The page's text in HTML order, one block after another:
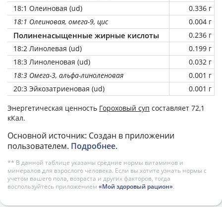
18:1 Олеиновая (ud)
0.336 г
18:1 Олеиновая, омега-9, цис
0.004 г
Полиненасыщенные жирные кислоты
0.236 г
18:2 Линолевая (ud)
0.199 г
18:3 Линоленовая (ud)
0.032 г
18:3 Омега-3, альфа-линоленовая
0.001 г
20:3 Эйкозатриеновая (ud)
0.001 г
Энергетическая ценность Гороховый суп составляет 72,1
кКал.
Основной источник: Создан в приложении
пользователем. Подробнее.
** В данной таблице указаны средние нормы витаминов и
минералов для взрослого человека. Если вы хотите узнать нормы с
учетом вашего пола, возраста и других факторов, тогда
воспользуйтесь приложением «Мой здоровый рацион».